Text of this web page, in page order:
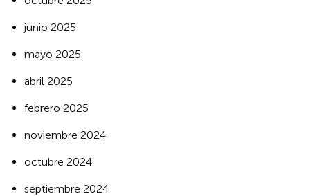
junio 2025
mayo 2025
abril 2025
febrero 2025
noviembre 2024
octubre 2024
septiembre 2024